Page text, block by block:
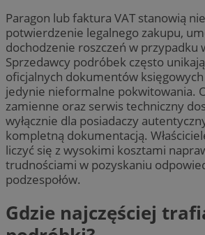
Paragon lub faktura VAT stanowią
potwierdzenie legalnego zakupu,
dochodzenie roszczeń w przypadku
Sprzedawcy podróbek często
oficjalnych dokumentów
jedynie nieformalne pokwitowania.
zamienne oraz serwis techniczny
wyłącznie dla posiadaczy
kompletną dokumentacją.
liczyć się z wysokimi kosztami
trudnościami w pozyskaniu
podzespołów.
Gdzie najczęściej